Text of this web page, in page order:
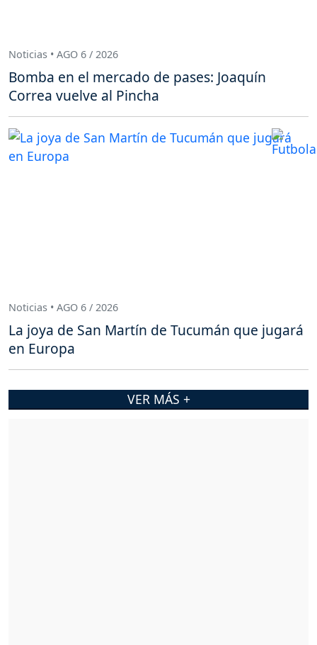
Noticias • AGO 6 / 2026
Bomba en el mercado de pases: Joaquín
Correa vuelve al Pincha
Noticias • AGO 6 / 2026
La joya de San Martín de Tucumán que jugará
en Europa
VER MÁS +